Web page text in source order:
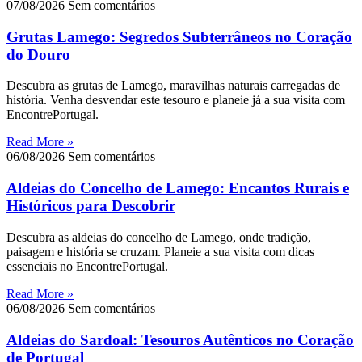
07/08/2026 Sem comentários
Grutas Lamego: Segredos Subterrâneos no Coração
do Douro
Descubra as grutas de Lamego, maravilhas naturais carregadas de
história. Venha desvendar este tesouro e planeie já a sua visita com
EncontrePortugal.
Read More »
06/08/2026 Sem comentários
Aldeias do Concelho de Lamego: Encantos Rurais e
Históricos para Descobrir
Descubra as aldeias do concelho de Lamego, onde tradição,
paisagem e história se cruzam. Planeie a sua visita com dicas
essenciais no EncontrePortugal.
Read More »
06/08/2026 Sem comentários
Aldeias do Sardoal: Tesouros Autênticos no Coração
de Portugal